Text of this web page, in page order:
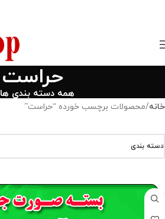
حراست
همه دسته بندی ها
خانه محصولات برچسب خورده “حراست”
دسته بندی